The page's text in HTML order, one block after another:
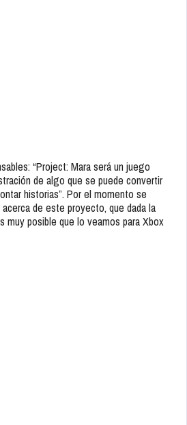
“Project: Mara será un juego
de algo que se puede convertir
historias”. Por el momento se
de este proyecto, que dada la
muy posible que lo veamos para Xbox